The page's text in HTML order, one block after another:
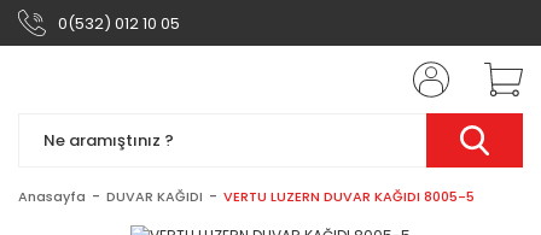
0(532) 012 10 05
Anasayfa DUVAR KAĞIDI VERTU LUZERN DUVAR KAĞIDI 8005-5